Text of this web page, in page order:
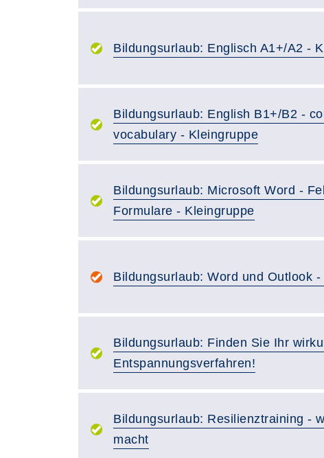
Bildungsurlaub: Englisch A1+/A2 -
Bildungsurlaub: English B1+/B2 -
vocabulary - Kleingruppe
Bildungsurlaub: Microsoft Word -
Formulare - Kleingruppe
Bildungsurlaub: Word und Outlook
Bildungsurlaub: Finden Sie Ihr
Entspannungsverfahren!
Bildungsurlaub: Resilienztraining -
macht